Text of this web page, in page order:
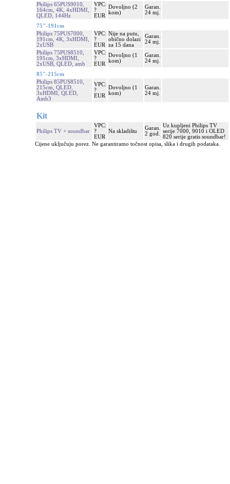
Philips 65PUS9010,
164cm, 4K, 4xHDMI,
QLED, 144Hz
VPC:
?
EUR
Dovoljno (2
kom)
Garan.
24 mj.
75"-191cm
Philips 75PUS7000,
191cm, 4K, 3xHDMI,
2xUSB
VPC:
?
EUR
Nije na putu,
obično dolazi
za 15 dana
Garan.
24 mj.
Philips 75PUS8510,
191cm, 3xHDMI,
2xUSB, QLED, amb
VPC:
?
EUR
Dovoljno (1
kom)
Garan.
24 mj.
85"-215cm
Philips 85PUS8510,
215cm, QLED,
3xHDMI, QLED,
Amb3
VPC:
?
EUR
Dovoljno (1
kom)
Garan.
24 mj.
Kit
Philips TV + soundbar
VPC:
?
EUR
Na skladištu
Garan.
2 god.
Uz kupljeni Philips TV
serije 7000, 9010 i OLED
820 serije gratis soundbar!
Cijene uključuju porez. Ne garantiramo točnost opisa, slika i drugih podataka.